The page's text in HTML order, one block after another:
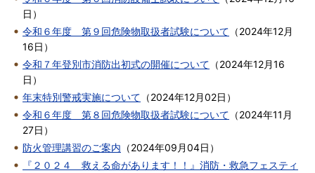
日 ）
令和６年度 第９回危険物取扱者試験について （2024年12月
16日 ）
令和７年登別市消防出初式の開催について （2024年12月16
日 ）
年末特別警戒実施について （2024年12月02日 ）
令和６年度 第８回危険物取扱者試験について （2024年11月
27日 ）
防火管理講習のご案内 （2024年09月04日 ）
『２０２４ 救える命があります！！』消防・救急フェスティ